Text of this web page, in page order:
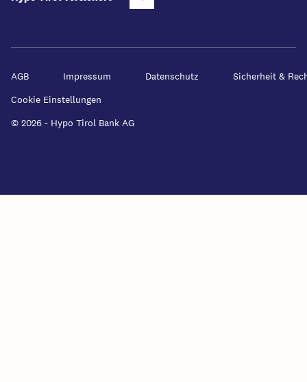
AGB Impressum Datenschutz
Sicherheit &
Cookie Einstellungen
© 2026 - Hypo Tirol Bank AG